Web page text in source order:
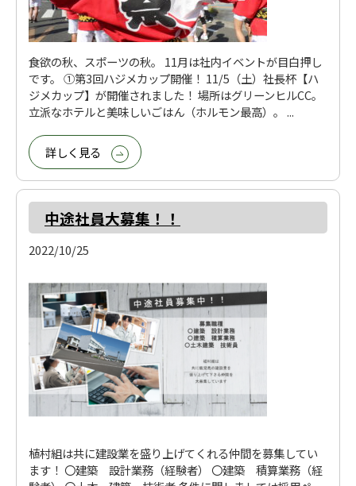
食欲の秋、スポーツの秋。 11月は社内イベントが目白押し
です。 ①第3回ハジメカップ開催！ 11/5（土）社長杯【ハ
ジメカップ】が開催されました！ 場所はグリーンヒルCC。
立派なホテルと美味しいごはん（ホルモン最高）。 ...
詳しく見る
中途社員大募集！！
2022/10/25
植村組は共に建設業を盛り上げてくれる仲間を募集してい
ます！ 〇建築 設計業務（経験者） 〇建築 積算業務（経